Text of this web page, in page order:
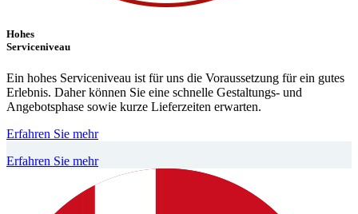
Hohes
Serviceniveau
Ein hohes Serviceniveau ist für uns die Voraussetzung für ein gutes
Erlebnis. Daher können Sie eine schnelle Gestaltungs- und
Angebotsphase sowie kurze Lieferzeiten erwarten.
Erfahren Sie mehr
Erfahren Sie mehr